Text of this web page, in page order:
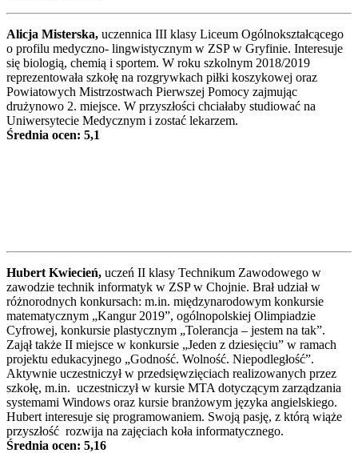
Alicja Misterska, uczennica III klasy Liceum Ogólnokształcącego
o profilu medyczno- lingwistycznym w ZSP w Gryfinie. Interesuje
się biologią, chemią i sportem. W roku szkolnym 2018/2019
reprezentowała szkołę na rozgrywkach piłki koszykowej oraz
Powiatowych Mistrzostwach Pierwszej Pomocy zajmując
drużynowo 2. miejsce. W przyszłości chciałaby studiować na
Uniwersytecie Medycznym i zostać lekarzem.
Średnia ocen: 5,1
Hubert Kwiecień, uczeń II klasy Technikum Zawodowego w
zawodzie technik informatyk w ZSP w Chojnie. Brał udział w
różnorodnych konkursach: m.in. międzynarodowym konkursie
matematycznym „Kangur 2019”, ogólnopolskiej Olimpiadzie
Cyfrowej, konkursie plastycznym „Tolerancja – jestem na tak”.
Zajął także II miejsce w konkursie „Jeden z dziesięciu” w ramach
projektu edukacyjnego „Godność. Wolność. Niepodległość”.
Aktywnie uczestniczył w przedsięwzięciach realizowanych przez
szkołę, m.in. uczestniczył w kursie MTA dotyczącym zarządzania
systemami Windows oraz kursie branżowym języka angielskiego.
Hubert interesuje się programowaniem. Swoją pasję, z którą wiąże
przyszłość rozwija na zajęciach koła informatycznego.
Średnia ocen: 5,16